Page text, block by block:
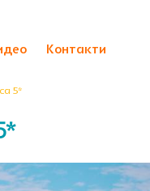
Контакти
5*